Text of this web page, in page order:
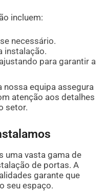
incluem:
necessário.
instalação.
para garantir a
nossa equipa assegura
atenção aos detalhes
setor.
uma vasta gama de
de portas. A
garante que
seu espaço.